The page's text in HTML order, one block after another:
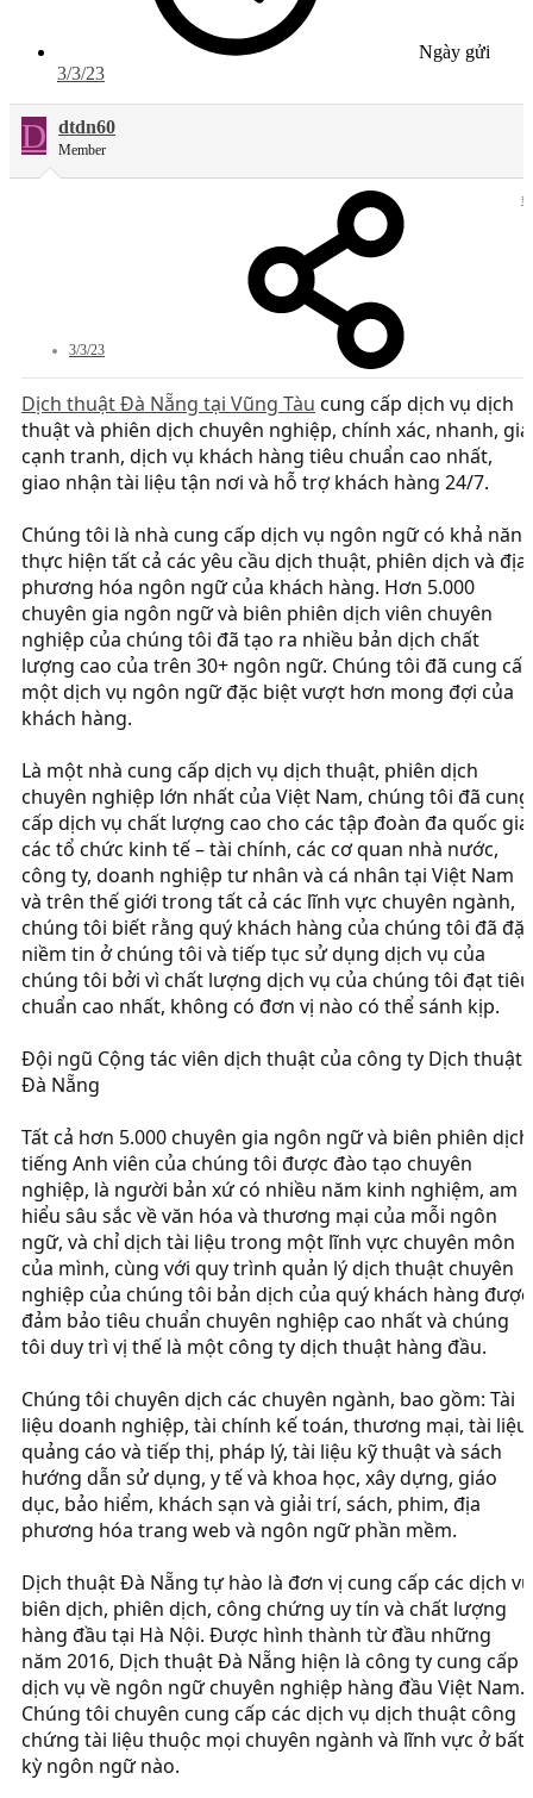
Ngày gửi
3/3/23
D dtdn60
Member
3/3/23
Dịch thuật Đà Nẵng tại Vũng Tàu cung cấp dịch vụ dịch
thuật và phiên dịch chuyên nghiệp, chính xác, nhanh, giá
cạnh tranh, dịch vụ khách hàng tiêu chuẩn cao nhất,
giao nhận tài liệu tận nơi và hỗ trợ khách hàng 24/7.
Chúng tôi là nhà cung cấp dịch vụ ngôn ngữ có khả năng
thực hiện tất cả các yêu cầu dịch thuật, phiên dịch và địa
phương hóa ngôn ngữ của khách hàng. Hơn 5.000
chuyên gia ngôn ngữ và biên phiên dịch viên chuyên
nghiệp của chúng tôi đã tạo ra nhiều bản dịch chất
lượng cao của trên 30+ ngôn ngữ. Chúng tôi đã cung cấp
một dịch vụ ngôn ngữ đặc biệt vượt hơn mong đợi của
khách hàng.
Là một nhà cung cấp dịch vụ dịch thuật, phiên dịch
chuyên nghiệp lớn nhất của Việt Nam, chúng tôi đã cung
cấp dịch vụ chất lượng cao cho các tập đoàn đa quốc gia,
các tổ chức kinh tế – tài chính, các cơ quan nhà nước,
công ty, doanh nghiệp tư nhân và cá nhân tại Việt Nam
và trên thế giới trong tất cả các lĩnh vực chuyên ngành,
chúng tôi biết rằng quý khách hàng của chúng tôi đã đặt
niềm tin ở chúng tôi và tiếp tục sử dụng dịch vụ của
chúng tôi bởi vì chất lượng dịch vụ của chúng tôi đạt tiêu
chuẩn cao nhất, không có đơn vị nào có thể sánh kịp.
Đội ngũ Cộng tác viên dịch thuật của công ty Dịch thuật
Đà Nẵng
Tất cả hơn 5.000 chuyên gia ngôn ngữ và biên phiên dịch
tiếng Anh viên của chúng tôi được đào tạo chuyên
nghiệp, là người bản xứ có nhiều năm kinh nghiệm, am
hiểu sâu sắc về văn hóa và thương mại của mỗi ngôn
ngữ, và chỉ dịch tài liệu trong một lĩnh vực chuyên môn
của mình, cùng với quy trình quản lý dịch thuật chuyên
nghiệp của chúng tôi bản dịch của quý khách hàng được
đảm bảo tiêu chuẩn chuyên nghiệp cao nhất và chúng
tôi duy trì vị thế là một công ty dịch thuật hàng đầu.
Chúng tôi chuyên dịch các chuyên ngành, bao gồm: Tài
liệu doanh nghiệp, tài chính kế toán, thương mại, tài liệu
quảng cáo và tiếp thị, pháp lý, tài liệu kỹ thuật và sách
hướng dẫn sử dụng, y tế và khoa học, xây dựng, giáo
dục, bảo hiểm, khách sạn và giải trí, sách, phim, địa
phương hóa trang web và ngôn ngữ phần mềm.
Dịch thuật Đà Nẵng tự hào là đơn vị cung cấp các dịch vụ
biên dịch, phiên dịch, công chứng uy tín và chất lượng
hàng đầu tại Hà Nội. Được hình thành từ đầu những
năm 2016, Dịch thuật Đà Nẵng hiện là công ty cung cấp
dịch vụ về ngôn ngữ chuyên nghiệp hàng đầu Việt Nam.
Chúng tôi chuyên cung cấp các dịch vụ dịch thuật công
chứng tài liệu thuộc mọi chuyên ngành và lĩnh vực ở bất
kỳ ngôn ngữ nào.